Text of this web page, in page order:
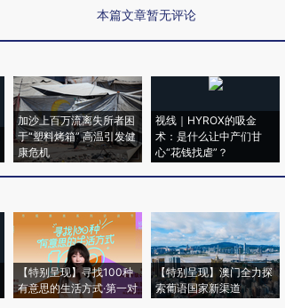
本篇文章暂无评论
加沙上百万流离失所者困
于“塑料烤箱” 高温引发健
康危机
视线｜HYROX的吸金
术：是什么让中产们甘
心“花钱找虐”？
【特别呈现】寻找100种
有意思的生活方式·第一对
【特别呈现】澳门全力探
索葡语国家新渠道